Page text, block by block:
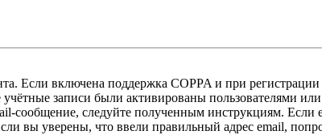
Если включена поддержка COPPA и при
записи были активированы пользователями
сообщение, следуйте полученным инструкциям. Если
вы уверены, что ввели правильный адрес email,